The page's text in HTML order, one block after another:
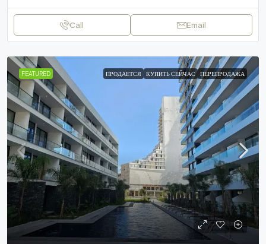
Call Email
FEATURED ПРОДАЕТСЯ КУПИТЬ СЕЙЧАС ПЕРЕПРОДАЖА